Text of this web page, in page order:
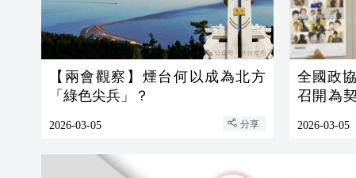
【兩會觀察】煙台何以成為北方
「綠色尖兵」？
2026-03-05 分享
全國政
召開為
2026-03-05